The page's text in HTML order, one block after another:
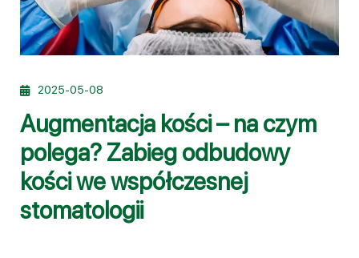
2025-05-08
Augmentacja kości – na czym
polega? Zabieg odbudowy
kości we współczesnej
stomatologii